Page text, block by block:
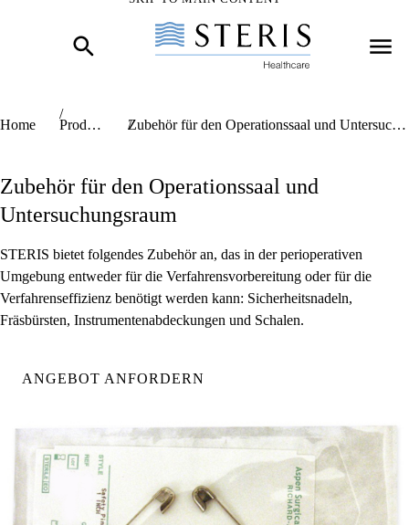
Home
Produkte Zubehör für den Operationssaal und Untersuchungsraum
Zubehör für den Operationssaal und
Untersuchungsraum
STERIS bietet folgendes Zubehör an, das in der perioperativen
Umgebung entweder für die Verfahrensvorbereitung oder für die
Verfahrenseffizienz benötigt werden kann: Sicherheitsnadeln,
Fräsbürsten, Instrumentenabdeckungen und Schalen.
ANGEBOT ANFORDERN